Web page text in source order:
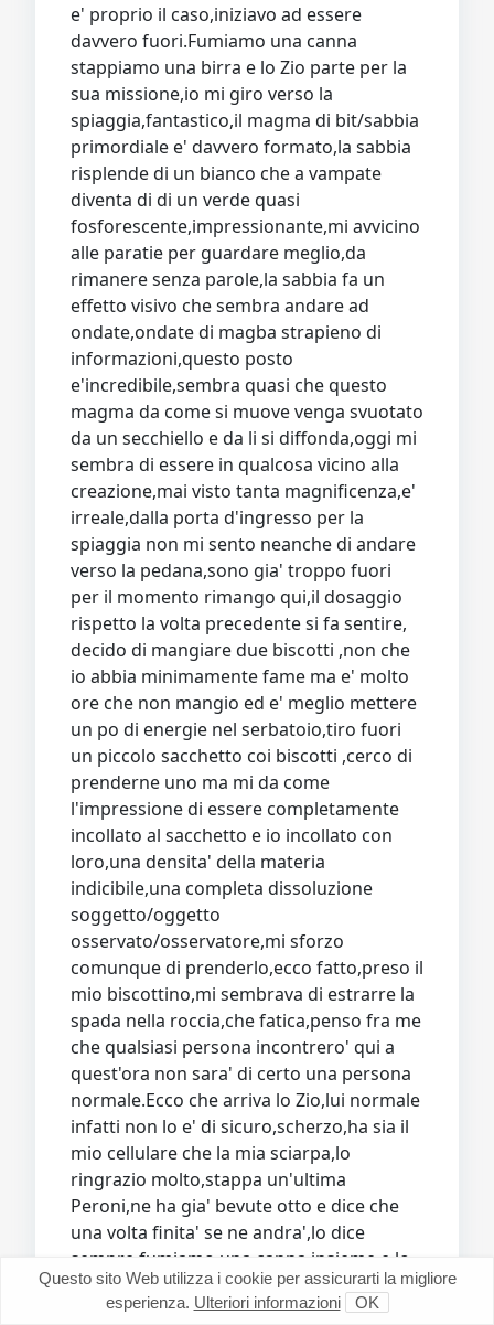
e' proprio il caso,iniziavo ad essere
davvero fuori.Fumiamo una canna
stappiamo una birra e lo Zio parte per la
sua missione,io mi giro verso la
spiaggia,fantastico,il magma di bit/sabbia
primordiale e' davvero formato,la sabbia
risplende di un bianco che a vampate
diventa di di un verde quasi
fosforescente,impressionante,mi avvicino
alle paratie per guardare meglio,da
rimanere senza parole,la sabbia fa un
effetto visivo che sembra andare ad
ondate,ondate di magba strapieno di
informazioni,questo posto
e'incredibile,sembra quasi che questo
magma da come si muove venga svuotato
da un secchiello e da li si diffonda,oggi mi
sembra di essere in qualcosa vicino alla
creazione,mai visto tanta magnificenza,e'
irreale,dalla porta d'ingresso per la
spiaggia non mi sento neanche di andare
verso la pedana,sono gia' troppo fuori
per il momento rimango qui,il dosaggio
rispetto la volta precedente si fa sentire,
decido di mangiare due biscotti ,non che
io abbia minimamente fame ma e' molto
ore che non mangio ed e' meglio mettere
un po di energie nel serbatoio,tiro fuori
un piccolo sacchetto coi biscotti ,cerco di
prenderne uno ma mi da come
l'impressione di essere completamente
incollato al sacchetto e io incollato con
loro,una densita' della materia
indicibile,una completa dissoluzione
soggetto/oggetto
osservato/osservatore,mi sforzo
comunque di prenderlo,ecco fatto,preso il
mio biscottino,mi sembrava di estrarre la
spada nella roccia,che fatica,penso fra me
che qualsiasi persona incontrero' qui a
quest'ora non sara' di certo una persona
normale.Ecco che arriva lo Zio,lui normale
infatti non lo e' di sicuro,scherzo,ha sia il
mio cellulare che la mia sciarpa,lo
ringrazio molto,stappa un'ultima
Peroni,ne ha gia' bevute otto e dice che
una volta finita' se ne andra',lo dice
sempre,fumiamo una canna insieme e lo
Zio parte per davvero,io decido di fare
una passeggiata ma non di passare sulla
Questo sito Web utilizza i cookie per assicurarti la migliore
esperienza. Ulteriori informazioni OK